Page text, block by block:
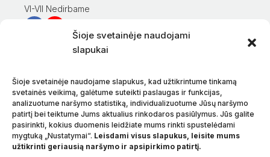
Šioje svetainėje naudojami
slapukai
Šioje svetainėje naudojame slapukus, kad užtikrintume tinkamą
svetainės veikimą, galėtume suteikti paslaugas ir funkcijas,
analizuotume naršymo statistiką, individualizuotume Jūsų naršymo
patirtį bei teiktume Jums aktualius rinkodaros pasiūlymus. Jūs galite
pasirinkti, kokius duomenis leidžiate mums rinkti spustelėdami
mygtuką „Nustatymai“. Leisdami visus slapukus, leisite mums
užtikrinti geriausią naršymo ir apsipirkimo patirtį.
VI-VII Nedirbame
Informacija klientams
Prekių pristatymas
Prekių grąžinimas
Sąlygos ir taisyklės
Privatumo politika
Apie mus